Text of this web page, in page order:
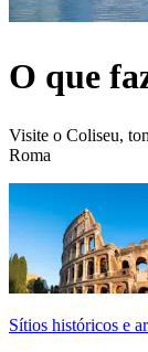
O que
Visite o Coliseu,
Roma
Sítios históricos e